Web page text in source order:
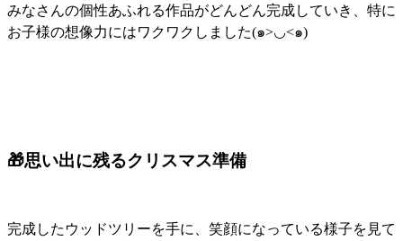
みなさんの個性あふれる作品がどんどん完成していき、特に
お子様の想像力にはワクワクしました(๑>◡<๑)
🎁思い出に残るクリスマス準備
完成したウッドツリーを手に、笑顔になっている様子を見て